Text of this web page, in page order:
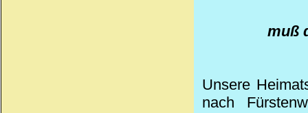
muß
Unsere
nach